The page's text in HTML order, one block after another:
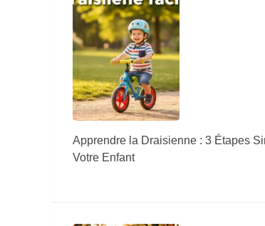
Apprendre la Draisienne : 3 Étapes
Votre Enfant